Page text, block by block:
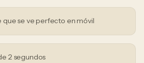
que se ve perfecto en móvil
2 segundos